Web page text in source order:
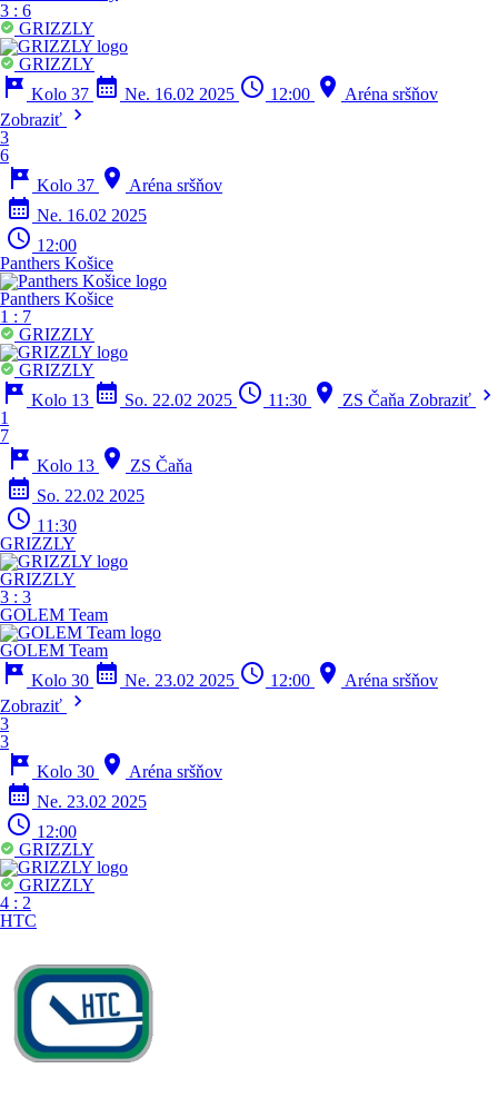
3 : 6
GRIZZLY
GRIZZLY
tour Kolo 37 calendar_month Ne. 16.02 2025 schedule 12:00 location_on Aréna sršňov
Zobraziť
chevron_right
3
6
tour Kolo 37 location_on Aréna sršňov
calendar_month Ne. 16.02 2025
schedule 12:00
Panthers Košice
Panthers Košice
1 : 7
GRIZZLY
GRIZZLY
tour Kolo 13 calendar_month So. 22.02 2025 schedule 11:30 location_on ZS Čaňa Zobraziť chevron_right
1
7
tour Kolo 13 location_on ZS Čaňa
calendar_month So. 22.02 2025
schedule 11:30
GRIZZLY
GRIZZLY
3 : 3
GOLEM Team
GOLEM Team
tour Kolo 30 calendar_month Ne. 23.02 2025 schedule 12:00 location_on Aréna sršňov
Zobraziť
chevron_right
3
3
tour Kolo 30 location_on Aréna sršňov
calendar_month Ne. 23.02 2025
schedule 12:00
GRIZZLY
GRIZZLY
4 : 2
HTC